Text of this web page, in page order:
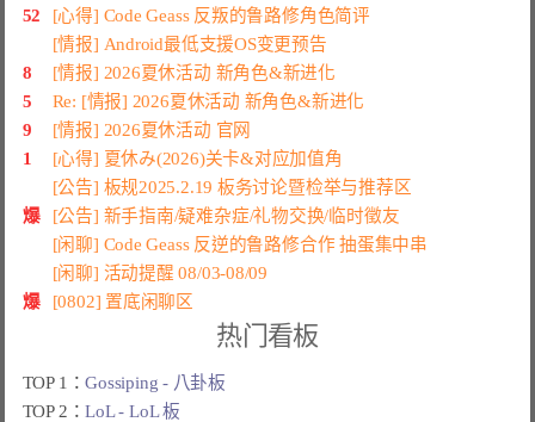
52
[心得] Code Geass 反叛的鲁路修角色简评
[情报] Android最低支援OS变更预告
8
[情报] 2026夏休活动 新角色&新进化
5
Re: [情报] 2026夏休活动 新角色&新进化
9
[情报] 2026夏休活动 官网
1
[心得] 夏休み(2026)关卡&对应加值角
[公告] 板规2025.2.19 板务讨论暨检举与推荐区
爆
[公告] 新手指南/疑难杂症/礼物交换/临时徵友
[闲聊] Code Geass 反逆的鲁路修合作 抽蛋集中串
[闲聊] 活动提醒 08/03-08/09
爆
[0802] 置底闲聊区
热门看板
TOP 1：Gossiping - 八卦板
TOP 2：LoL - LoL 板